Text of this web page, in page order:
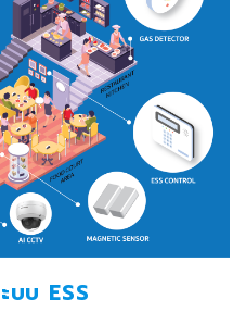
บบ ESS